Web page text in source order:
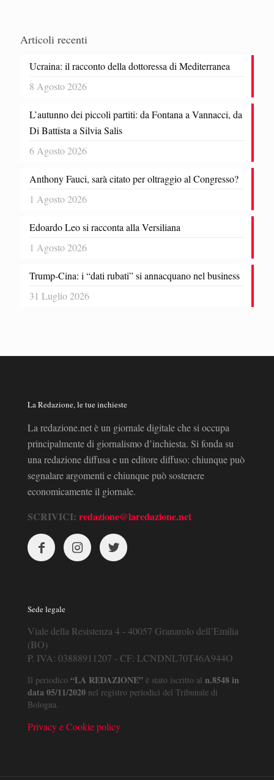
Articoli recenti
Ucraina: il racconto della dottoressa di Mediterranea
8 Agosto 2026
L’autunno dei piccoli partiti: da Fontana a Vannacci, da
Di Battista a Silvia Salis
6 Agosto 2026
Anthony Fauci, sarà citato per oltraggio al Congresso?
1 Agosto 2026
Edoardo Leo si racconta alla Versiliana
1 Agosto 2026
Trump-Cina: i “dati rubati” si annacquano nel business
31 Luglio 2026
La Redazione, le tue inchieste
La redazione.net è un giornale digitale che si occupa
principalmente di giornalismo d’inchiesta. Si fonda su
una redazione diffusa e un editore diffuso: chiunque può
segnalare argomenti e chiunque può sostenere
economicamente il giornale.
SCRIVICI: redazione@laredazione.net
Sede legale
Viale della Resistenza 4 - 40057 Granarolo dell’Emilia
(BO)
P. IVA: 03888911207 - CF: LCNDNL70T46A944O
Il periodico “LA REDAZIONE” è stato iscritto al n.8548 in
data 05/11/2020 nel registro periodici del Tribunale di
Bologna.
Privacy e Cookie policy